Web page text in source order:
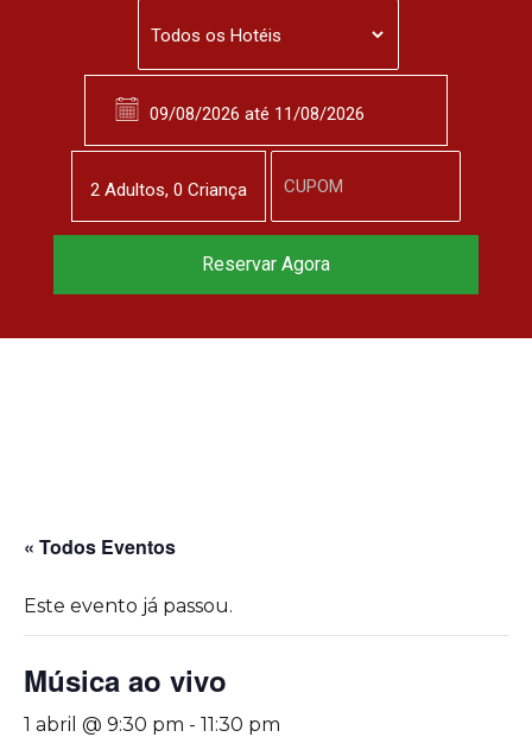
« Todos Eventos
Este evento já passou.
Música ao vivo
1 abril @ 9:30 pm - 11:30 pm
2 Adultos, 0 Criança
Reserve agora, com
Reservar Agora